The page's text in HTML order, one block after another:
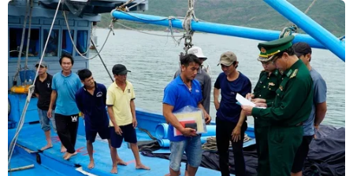
Xung đột Israel-Hamas: Ít nhất 300
trẻ em thiệt mạng trong 300 ngày
qua
06/08/2026 22:56
Iran và Oman thống nhất mở lại eo
biển Hormuz trong 60 ngày